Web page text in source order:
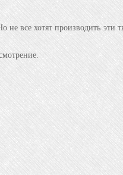
все хотят производить эти